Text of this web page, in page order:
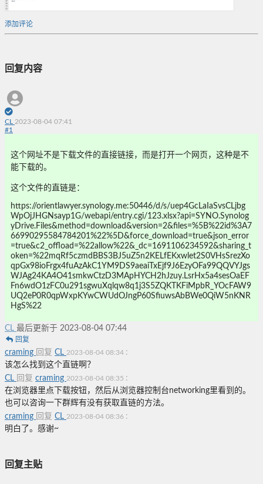
添加评论
回复内容
CL 2023-08-04 07:41
#1
这个网址不是下载文件的直接链接，而是打开一个网页，这种是不
能下载的。
这个文件的直链是：
https://orientlawyer.synology.me:50446/d/s/uep4GcLaIaSvsCLjbg
WpOjJHGNsayp1G/webapi/entry.cgi/123.xlsx?api=SYNO.Synolog
yDrive.Files&method=download&version=2&files=%5B%22id%3A7
66990295584784201%22%5D&force_download=true&json_error
=true&c2_offload=%22allow%22&_dc=1691106234592&sharing_t
oken=%22mqRf5czmdBBS3BJ5uZ5n2KELfEKxwlet2S0VHsSrezXo
qpGx98ioFrgx4fuAzAkC1YM9DS9aeaiTxEjf9J6EzyOFa99QQVYJgs
WJAg24KA4O41smkwCtzD3MApHYCH2hJzuy.LsrHx5a4sesOaEF
Fn6wdO1zFC0u291sgwuXqlqw8q1j3S5ZQKTKFiMpbR_YOcFAW9
UQ2eP0R0qpWxpKYwCWUdOJngP60SfiuwsAbBWe0QiW5nKNR
HgS%22
CL 最后更新于 2023-08-04 07:44
回复
craming 回复 CL 2023-08-04 08:34 :
该怎么找到这个直链啊？
CL 回复 craming 2023-08-04 08:35 :
在浏览器里点下载按钮，然后从浏览器控制台networking里看到的。
也可以咨询一下群辉有没有获取直链的方法。
craming 回复 CL 2023-08-04 08:36 :
明白了。感谢~
回复主贴